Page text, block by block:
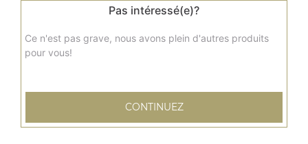
Pas intéressé(e)?
Ce n'est pas grave, nous avons plein d'autres produits
pour vous!
CONTINUEZ